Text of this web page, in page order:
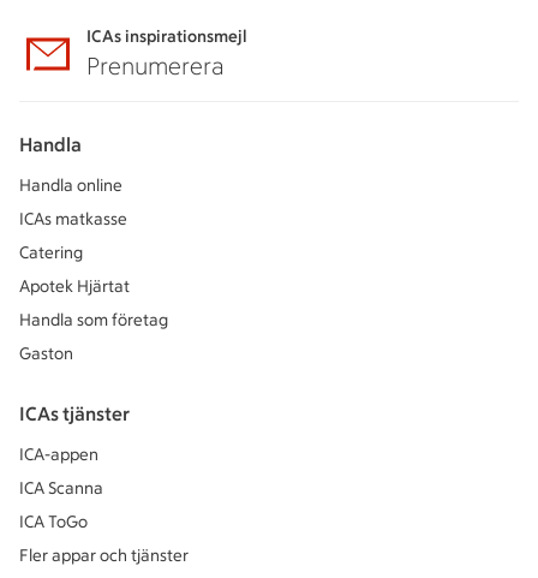
ICAs inspirationsmejl
Prenumerera
Handla
Handla online
ICAs matkasse
Catering
Apotek Hjärtat
Handla som företag
Gaston
ICAs tjänster
ICA-appen
ICA Scanna
ICA ToGo
Fler appar och tjänster